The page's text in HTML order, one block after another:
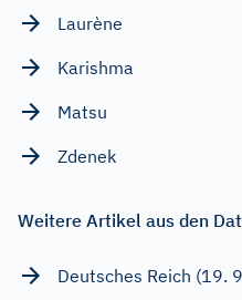
Laurène
Karishma
Matsu
Zdenek
Weitere Artikel aus den
Deutsches Reich (19.